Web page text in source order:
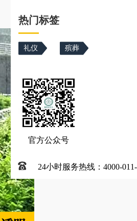
热门标签
礼仪 殡葬
官方公众号
24小时服务热线：4000-